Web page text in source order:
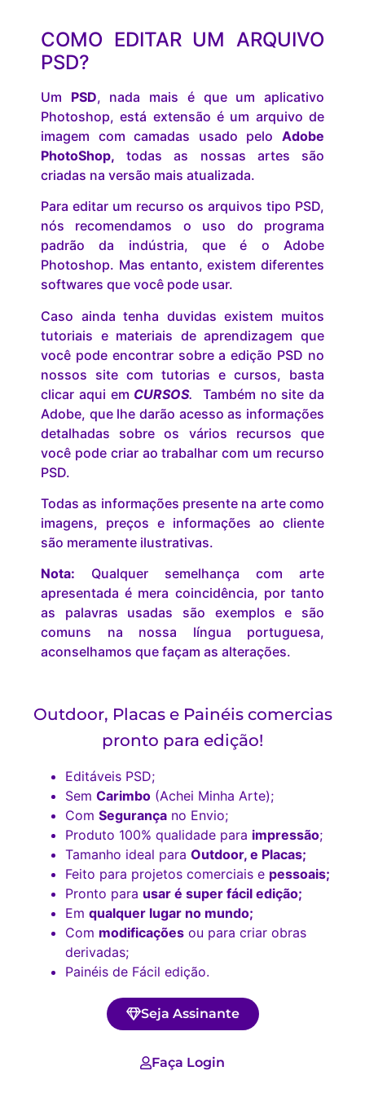
COMO EDITAR UM ARQUIVO
PSD?
Um PSD, nada mais é que um aplicativo
Photoshop, está extensão é um arquivo de
imagem com camadas usado pelo Adobe
PhotoShop, todas as nossas artes são
criadas na versão mais atualizada.
Para editar um recurso os arquivos tipo PSD,
nós recomendamos o uso do programa
padrão da indústria, que é o Adobe
Photoshop. Mas entanto, existem diferentes
softwares que você pode usar.
Caso ainda tenha duvidas existem muitos
tutoriais e materiais de aprendizagem que
você pode encontrar sobre a edição PSD no
nossos site com tutorias e cursos, basta
clicar aqui em CURSOS.
Também no site da
Adobe, que lhe darão acesso as informações
detalhadas sobre os vários recursos que
você pode criar ao trabalhar com um recurso
PSD.
Todas as informações presente na arte como
imagens, preços e informações ao cliente
são meramente ilustrativas.
Nota: Qualquer semelhança com arte
apresentada é mera coincidência, por tanto
as palavras usadas são exemplos e são
comuns na nossa língua portuguesa,
aconselhamos que façam as alterações.
Outdoor, Placas e Painéis comercias
pronto para edição!
Editáveis PSD;
Sem Carimbo (Achei Minha Arte);
Com Segurança no Envio;
Produto 100% qualidade para impressão;
Tamanho ideal para Outdoor, e Placas;
Feito para projetos comerciais e pessoais;
Pronto para usar é super fácil edição;
Em qualquer lugar no mundo;
Com modificações ou para criar obras
derivadas;
Painéis de Fácil edição.
Seja Assinante
Faça Login